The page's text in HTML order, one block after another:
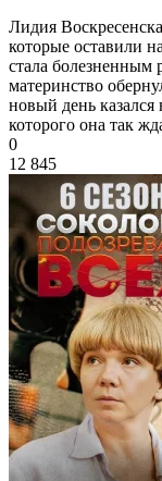
Лидия
которые оставили
стала болезненным
материнство
новый день
которого она так
0
12 845